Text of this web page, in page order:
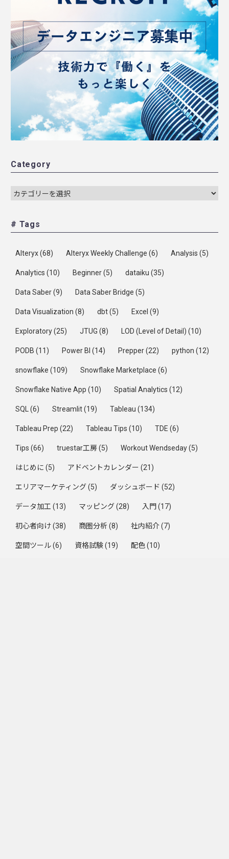
Category
# Tags
Alteryx(68) Alteryx Weekly Challenge (6) Analysis (5)
Analytics (10) Beginner(5) dataiku (35)
Data Saber(9) Data Saber Bridge (5)
Data Visualization (8) dbt(5) Excel (9)
Exploratory(25) JTUG (8) LOD (Level of Detail) (10)
PODB (11) Power BI (14) Prepper(22) python (12)
snowflake (109) Snowflake Marketplace (6)
Snowflake Native App (10) Spatial Analytics (12)
SQL (6) Streamlit(19) Tableau (134)
Tableau Prep (22) Tableau Tips (10) TDE (6)
Tips (66) truestar工房(5) Workout Wendseday(5)
はじめに (5) アドベントカレンダー (21)
エリアマーケティング(5) ダッシュボード (52)
データ加工 (13) マッピング(28) 入門(17)
初心者向け(38) 商圏分析(8) 社内紹介(7)
空間ツール(6) 資格試験(19) 配色(10)